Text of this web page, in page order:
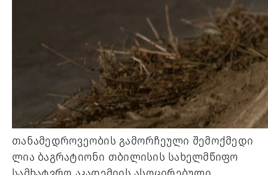
თანამედროვეობის გამორჩეული შემოქმედი
ლია ბაგრატიონი თბილისის სახელმწიფო